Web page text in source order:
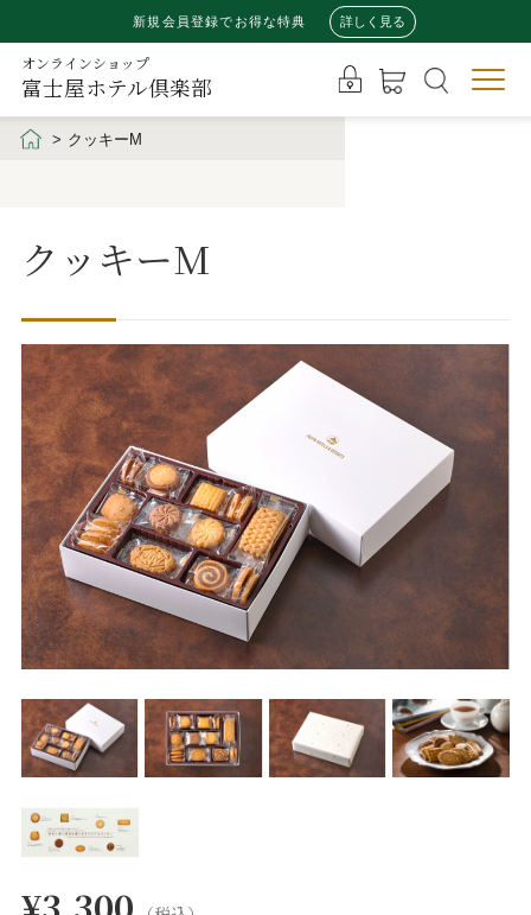
新規会員登録でお得な特典 詳しく見る
オンラインショップ
富士屋ホテル倶楽部
クッキーM
クッキーM